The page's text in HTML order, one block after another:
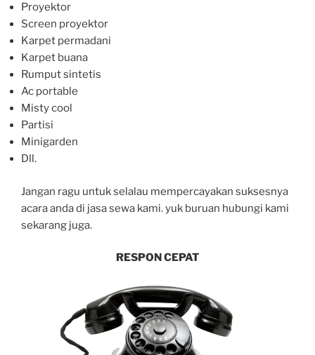
Proyektor
Screen proyektor
Karpet permadani
Karpet buana
Rumput sintetis
Ac portable
Misty cool
Partisi
Minigarden
Dll.
Jangan ragu untuk selalau mempercayakan suksesnya
acara anda di jasa sewa kami. yuk buruan hubungi kami
sekarang juga.
RESPON CEPAT